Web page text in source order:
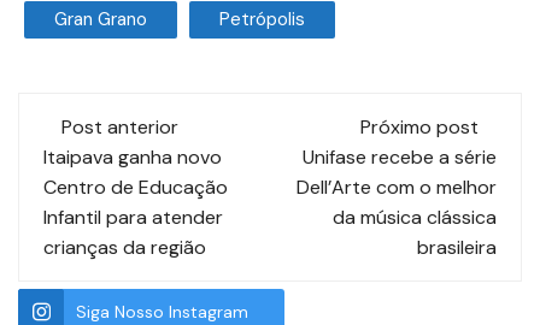
Gran Grano Petrópolis
Post anterior
Itaipava ganha novo
Centro de Educação
Infantil para atender
crianças da região
Próximo post
Unifase recebe a série
Dell’Arte com o melhor
da música clássica
brasileira
Siga Nosso Instagram